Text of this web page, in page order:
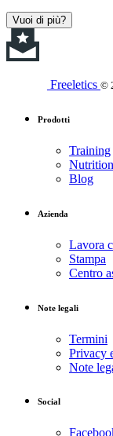
Vuoi di più?
Freeletics ©
Prodotti
Training
Nutrition
Blog
Azienda
Lavora
Stampa
Centro
Note legali
Termini
Privacy
Note
Social